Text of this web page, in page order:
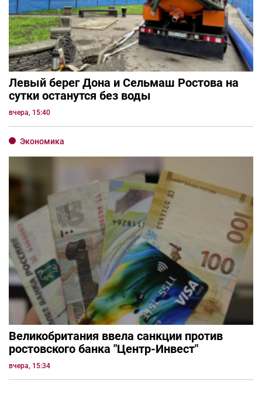
Левый берег Дона и Сельмаш Ростова на
сутки останутся без воды
вчера, 15:40
Экономика
Великобритания ввела санкции против
ростовского банка "Центр-Инвест"
вчера, 15:34